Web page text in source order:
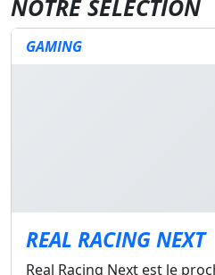
NOTRE SÉLECTION
GAMING
REAL RACING NEXT
Real Racing Next est le